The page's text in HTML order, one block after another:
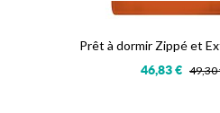
Prêt à dormir Zippé et
46,83 € 49,30